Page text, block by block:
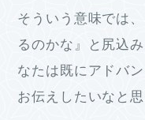
そういう意味では
るのかな』と尻込
なたは既にアドバ
お伝えしたいなと思